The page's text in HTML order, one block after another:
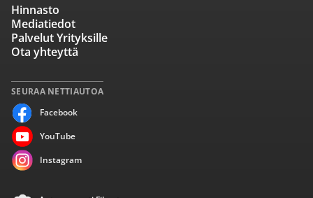
SEURAA NETTIAUTOA
Facebook
YouTube
Instagram
Hinnasto
Mediatiedot
Palvelut Yrityksille
Ota yhteyttä